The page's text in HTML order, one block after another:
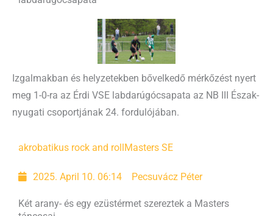
Izgalmakban és helyzetekben bővelkedő mérkőzést nyert
meg 1-0-ra az Érdi VSE labdarúgócsapata az NB III Észak-
nyugati csoportjának 24. fordulójában.
akrobatikus rock and roll Masters SE
2025. April 10. 06:14 Pecsuvácz Péter
Két arany- és egy ezüstérmet szereztek a Masters